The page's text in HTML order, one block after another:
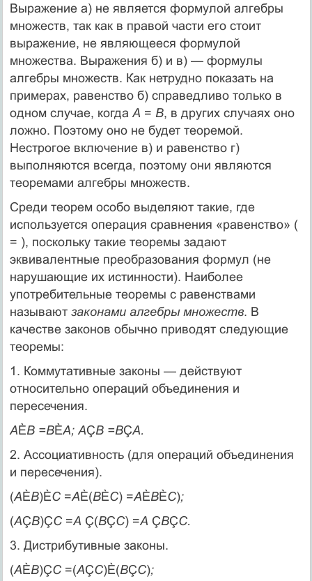
Выражение а) не является формулой алгебры
множеств, так как в правой части его стоит
выражение, не являющееся формулой
множества. Выражения б) и в) — формулы
алгебры множеств. Как нетрудно показать на
примерах, равенство б) справедливо только в
одном случае, когда А = В, в других случаях оно
ложно. Поэтому оно не будет теоремой.
Нестрогое включение в) и равенство г)
выполняются всегда, поэтому они являются
теоремами алгебры множеств.
Среди теорем особо выделяют такие, где
используется операция сравнения «равенство» (
= ), поскольку такие теоремы задают
эквивалентные преобразования формул (не
нарушающие их истинности). Наиболее
употребительные теоремы с равенствами
называют законами алгебры множеств. В
качестве законов обычно приводят следующие
теоремы:
1. Коммутативные законы — действуют
относительно операций объединения и
пересечения.
АÈВ =ВÈА; АÇВ =ВÇА.
2. Ассоциативность (для операций объединения
и пересечения).
(АÈВ)ÈС =АÈ(ВÈС) =АÈВÈС);
(АÇВ)ÇС =А Ç(ВÇС) =А ÇВÇС.
3. Дистрибутивные законы.
(АÈВ)ÇС =(АÇC)È(BÇС);